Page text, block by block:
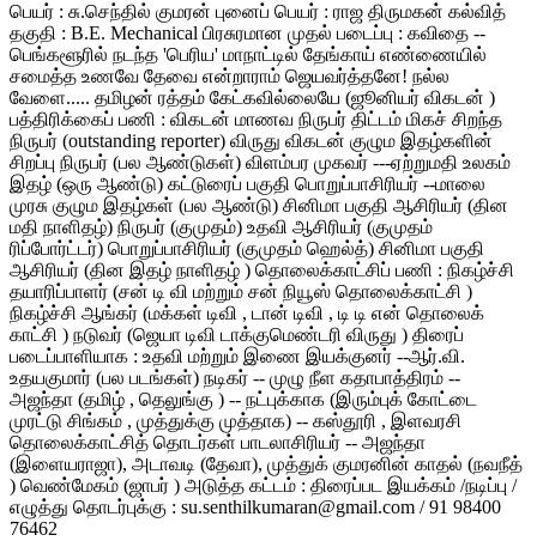
பெயர் : சு.செந்தில் குமரன் புனைப் பெயர் : ராஜ திருமகன் கல்வித்
தகுதி : B.E. Mechanical பிரசுரமான முதல் படைப்பு : கவிதை --
பெங்களூரில் நடந்த 'பெரிய' மாநாட்டில் தேங்காய் எண்ணையில்
சமைத்த உணவே தேவை என்றாராம் ஜெயவர்த்தனே! நல்ல
வேளை..... தமிழன் ரத்தம் கேட்கவில்லையே (ஜூனியர் விகடன் )
பத்திரிக்கைப் பணி : விகடன் மாணவ நிருபர் திட்டம் மிகச் சிறந்த
நிருபர் (outstanding reporter) விருது விகடன் குழும இதழ்களின்
சிறப்பு நிருபர் (பல ஆண்டுகள்) விளம்பர முகவர் ---ஏற்றுமதி உலகம்
இதழ் (ஒரு ஆண்டு) கட்டுரைப் பகுதி பொறுப்பாசிரியர் --மாலை
முரசு குழும இதழ்கள் (பல ஆண்டு) சினிமா பகுதி ஆசிரியர் (தின
மதி நாளிதழ்) நிருபர் (குமுதம்) உதவி ஆசிரியர் (குமுதம்
ரிப்போர்ட்டர்) பொறுப்பாசிரியர் (குமுதம் ஹெல்த்) சினிமா பகுதி
ஆசிரியர் (தின இதழ் நாளிதழ் ) தொலைக்காட்சிப் பணி : நிகழ்ச்சி
தயாரிப்பாளர் (சன் டி வி மற்றும் சன் நியூஸ் தொலைக்காட்சி )
நிகழ்ச்சி ஆங்கர் (மக்கள் டிவி , டான் டிவி , டி டி என் தொலைக்
காட்சி ) நடுவர் (ஜெயா டிவி டாக்குமெண்டரி விருது ) திரைப்
படைப்பாளியாக : உதவி மற்றும் இணை இயக்குனர் --ஆர்.வி.
உதயகுமார் (பல படங்கள்) நடிகர் -- முழு நீள கதாபாத்திரம் --
அஜந்தா (தமிழ் , தெலுங்கு ) -- நட்புக்காக (இரும்புக் கோட்டை
முரட்டு சிங்கம் , முத்துக்கு முத்தாக) -- கஸ்தூரி , இளவரசி
தொலைக்காட்சித் தொடர்கள் பாடலாசிரியர் -- அஜந்தா
(இளையராஜா), அடாவடி (தேவா), முத்துக் குமரனின் காதல் (நவநீத்
) வெண்மேகம் (ஜாபர் ) அடுத்த கட்டம் : திரைப்பட இயக்கம் /நடிப்பு /
எழுத்து தொடர்புக்கு : su.senthilkumaran@gmail.com / 91 98400
76462